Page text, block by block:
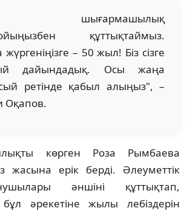
шығармашылық
құттықтаймыз.
– 50 жыл! Біз сізге
дайындадық. Осы жаңа
сый ретінде қабыл алыңыз", –
Оқапов.
көрген Роза Рымбаева
жасына ерік берді. Әлеуметтік
әншіні құттықтап,
әрекетіне жылы лебіздерін